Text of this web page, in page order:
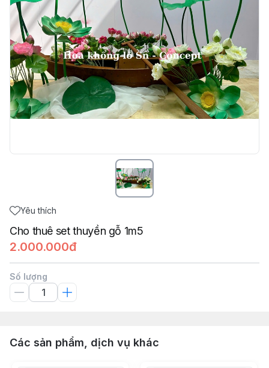
Yêu thích
Cho thuê set thuyền gỗ 1m5
2.000.000đ
Số lượng
Các sản phẩm, dịch vụ khác